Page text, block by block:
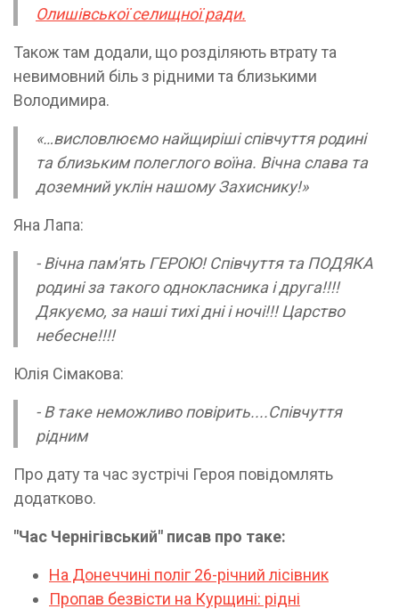
Олишівської селищної ради.
Також там додали, що розділяють втрату та
невимовний біль з рідними та близькими
Володимира.
«…висловлюємо найщиріші співчуття родині
та близьким полеглого воїна. Вічна слава та
доземний уклін нашому Захиснику!»
Яна Лапа:
- Вічна пам'ять ГЕРОЮ! Співчуття та ПОДЯКА
родині за такого однокласника і друга!!!!
Дякуємо, за наші тихі дні і ночі!!! Царство
небесне!!!!
Юлія Сімакова:
- В таке неможливо повірить....Співчуття
рідним
Про дату та час зустрічі Героя повідомлять
додатково.
"Час Чернігівський" писав про таке:
На Донеччині поліг 26-річний лісівник
Пропав безвісти на Курщині: рідні